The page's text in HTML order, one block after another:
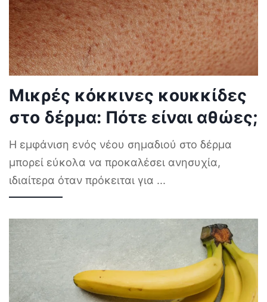
Μικρές κόκκινες κουκκίδες
στο δέρμα: Πότε είναι αθώες;
Η εμφάνιση ενός νέου σημαδιού στο δέρμα
μπορεί εύκολα να προκαλέσει ανησυχία,
ιδιαίτερα όταν πρόκειται για ...